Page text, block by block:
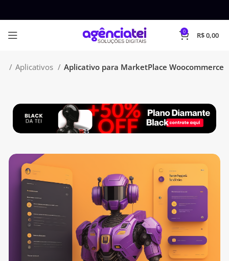
0 R$0,00
Aplicativos Aplicativo para MarketPlace Woocommerce